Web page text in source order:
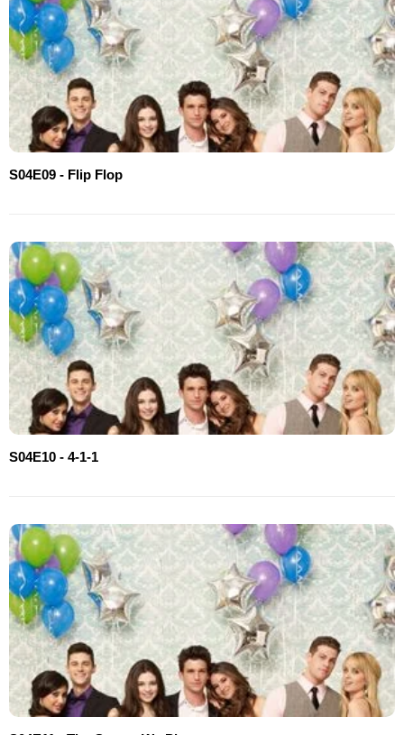
S04E09 - Flip Flop
S04E10 - 4-1-1